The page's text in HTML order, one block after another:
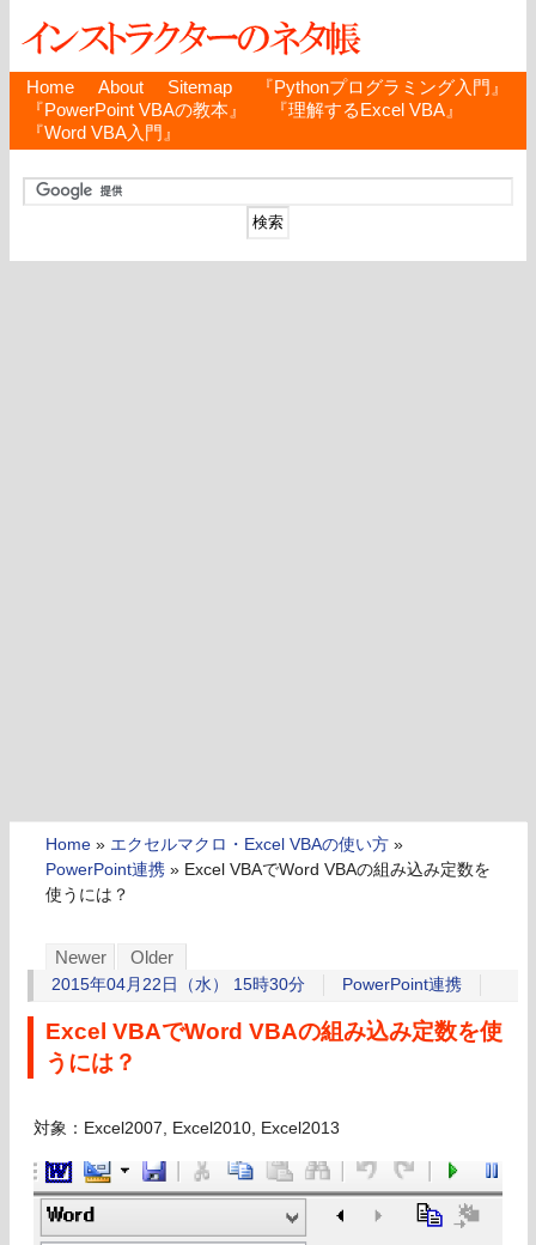
Home About Sitemap
『Pythonプログラミング入門』
『PowerPoint VBAの教本』
『理解するExcel VBA』
『Word VBA入門』
Home » エクセルマクロ・Excel VBAの使い方 »
PowerPoint連携 » Excel VBAでWord VBAの組み込み定数を
使うには？
Newer Older
2015年04月22日（水） 15時30分 PowerPoint連携
Excel VBAでWord VBAの組み込み定数を使
うには？
対象：Excel2007, Excel2010, Excel2013